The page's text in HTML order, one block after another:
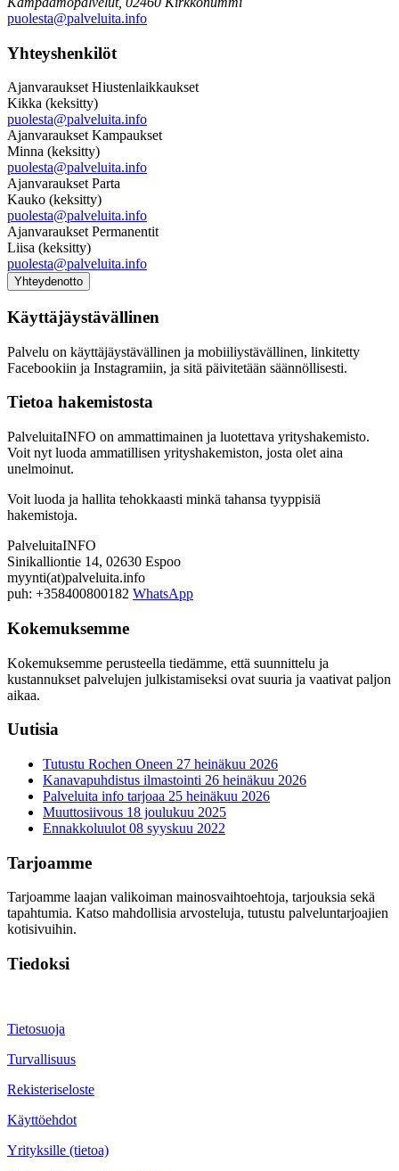
puolesta@palveluita.info
Yhteyshenkilöt
Ajanvaraukset Hiustenlaikkaukset
Kikka (keksitty)
puolesta@palveluita.info
Ajanvaraukset Kampaukset
Minna (keksitty)
puolesta@palveluita.info
Ajanvaraukset Parta
Kauko (keksitty)
puolesta@palveluita.info
Ajanvaraukset Permanentit
Liisa (keksitty)
puolesta@palveluita.info
Yhteydenotto
Käyttäjäystävällinen
Palvelu on käyttäjäystävällinen ja mobiiliystävällinen, linkitetty
Facebookiin ja Instagramiin, ja sitä päivitetään säännöllisesti.
Tietoa hakemistosta
PalveluitaINFO on ammattimainen ja luotettava yrityshakemisto.
Voit nyt luoda ammatillisen yrityshakemiston, josta olet aina
unelmoinut.
Voit luoda ja hallita tehokkaasti minkä tahansa tyyppisiä
hakemistoja.
PalveluitaINFO
Sinikalliontie 14, 02630 Espoo
myynti(at)palveluita.info
puh: +358400800182 WhatsApp
Kokemuksemme
Kokemuksemme perusteella tiedämme, että suunnittelu ja
kustannukset palvelujen julkistamiseksi ovat suuria ja vaativat paljon
aikaa.
Uutisia
Tutustu Rochen Oneen 27 heinäkuu 2026
Kanavapuhdistus ilmastointi 26 heinäkuu 2026
Palveluita info tarjoaa 25 heinäkuu 2026
Muuttosiivous 18 joulukuu 2025
Ennakkoluulot 08 syyskuu 2022
Tarjoamme
Tarjoamme laajan valikoiman mainosvaihtoehtoja, tarjouksia sekä
tapahtumia. Katso mahdollisia arvosteluja, tutustu palveluntarjoajien
kotisivuihin.
Tiedoksi
Tietosuoja
Turvallisuus
Rekisteriseloste
Käyttöehdot
Yrityksille (tietoa)